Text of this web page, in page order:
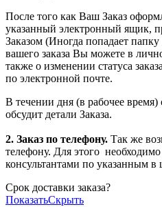
После того как Ваш Заказ
указанный электронный ящик,
Заказом (Иногда попадает
вашего заказа Вы можете в
также о изменении статуса
по электронной почте.
В течении дня (в рабочее
обсудит детали Заказа.
2. Заказ по телефону. Так же
телефону. Для этого
консультантами по указанным в
Срок доставки заказа?
ПоказатьСкрыть